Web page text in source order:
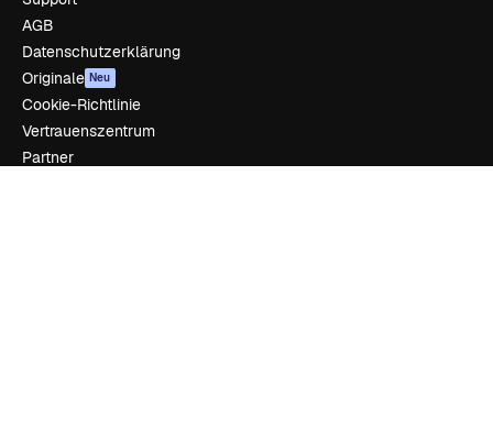
AGB
Datenschutzerklärung
Originale Neu
Cookie-Richtlinie
Vertrauenszentrum
Partner